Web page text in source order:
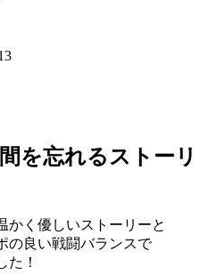
を忘れるストーリ
かく優しいストーリーと
の良い戦闘バランスで
た！